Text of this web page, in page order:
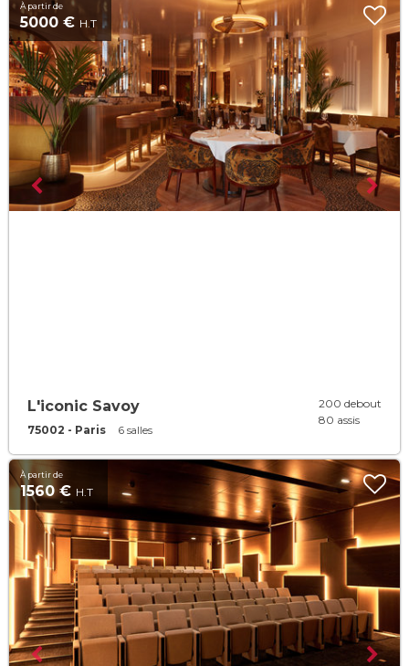
À partir de
5000 € H.T
L'iconic Savoy
75002 - Paris 6 salles
200 debout
80 assis
À partir de
1560 € H.T